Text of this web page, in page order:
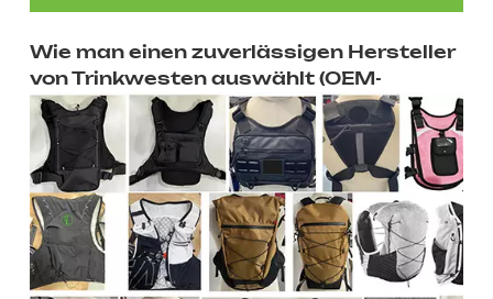
Wie man einen zuverlässigen Hersteller
von Trinkwesten auswählt (OEM-
Leitfaden)